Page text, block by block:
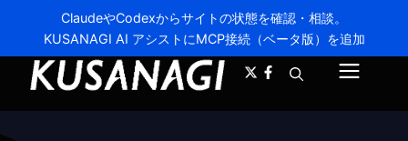
ClaudeやCodexからサイトの状態を確認・相談。
KUSANAGI AI アシストにMCP接続（ベータ版）を追加
ニ
A- A+